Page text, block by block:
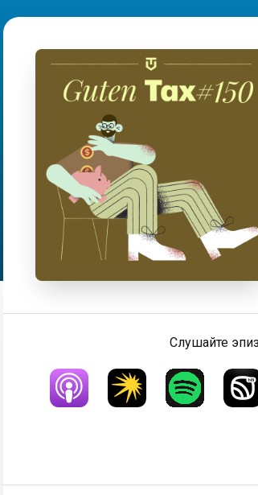
Слушайте